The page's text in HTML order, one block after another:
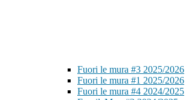
Fuori le mura #3 2025/2026
Fuori le mura #1 2025/2026
Fuori le mura #4 2024/2025